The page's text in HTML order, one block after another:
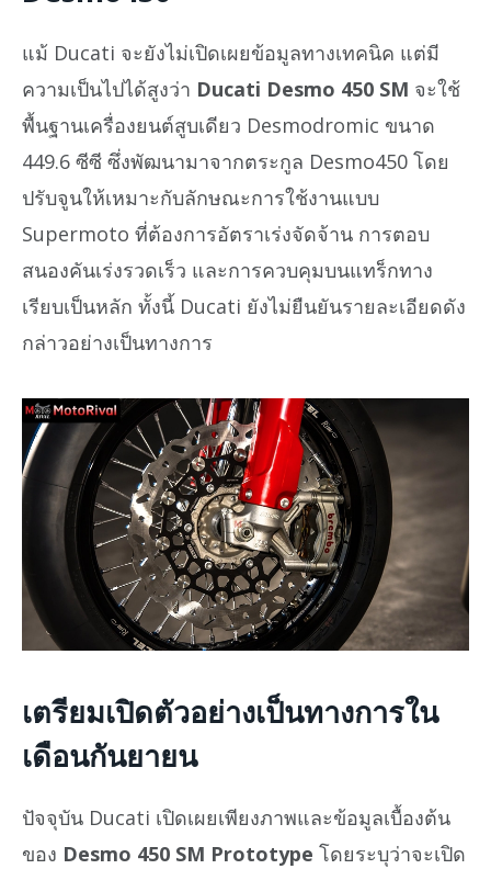
แม้ Ducati จะยังไม่เปิดเผยข้อมูลทางเทคนิค แต่มี
ความเป็นไปได้สูงว่า Ducati Desmo 450 SM จะใช้
พื้นฐานเครื่องยนต์สูบเดียว Desmodromic ขนาด
449.6 ซีซี ซึ่งพัฒนามาจากตระกูล Desmo450 โดย
ปรับจูนให้เหมาะกับลักษณะการใช้งานแบบ
Supermoto ที่ต้องการอัตราเร่งจัดจ้าน การตอบ
สนองคันเร่งรวดเร็ว และการควบคุมบนแทร็กทาง
เรียบเป็นหลัก ทั้งนี้ Ducati ยังไม่ยืนยันรายละเอียดดัง
กล่าวอย่างเป็นทางการ
เตรียมเปิดตัวอย่างเป็นทางการใน
เดือนกันยายน
ปัจจุบัน Ducati เปิดเผยเพียงภาพและข้อมูลเบื้องต้น
ของ Desmo 450 SM Prototype โดยระบุว่าจะเปิด